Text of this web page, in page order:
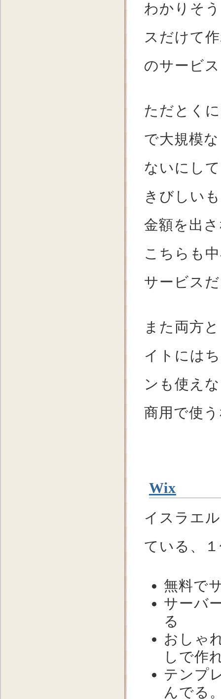
わかりそ
スだけて
のサービ
ただとく
で大規模
ないにし
きびしい
金額を出
こちらも
サービス
また両方
イトには
ンも使え
商用で使
Wix
イスラエ
ている、
無料で
サーバ
る
おしゃ
しで作
テンプ
んでる